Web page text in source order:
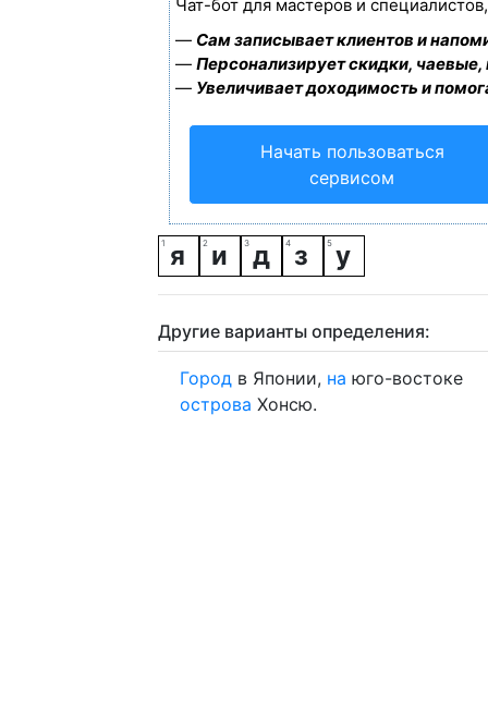
Чат-бот для мастеров и
— Сам записывает клиентов и
— Персонализирует скидки,
— Увеличивает доходимость и
Начать пользоваться
сервисом
я и д з у
Другие варианты определения:
Город в Японии, на юго-востоке
острова Хонсю.